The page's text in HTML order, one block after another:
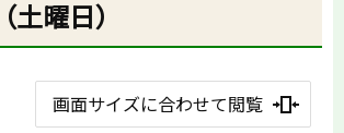
曜日）
画面サイズに合わせて閲覧